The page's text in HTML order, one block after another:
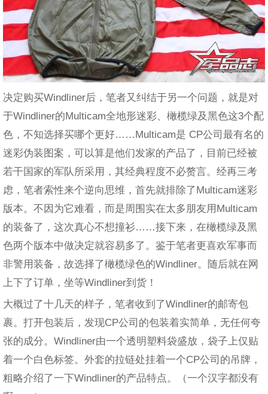
决定购买Windliner后，笔者又纠结于另一个问题，就是对
于Windliner的Multicam全地形迷彩、橄榄绿及黑色这3个配
色，不知选择买哪个更好……Multicam是 CP公司最有名的
迷彩伪装图案，可以算是他们发家的产品了，目前已经被
若干国家的军队所采用，其经典程度不必赘言。经再三考
虑，笔者索性来个逆向思维，首先就排除了Multicam迷彩
版本。不因为它难看，而是周围实在太多朋友用Multicam
的装备了，这次真心不想撞衫……接下来，在橄榄绿及黑
色两个版本中做决定就容易多了。鉴于笔者更喜欢军事而
非警用装备，故选择了橄榄绿色的Windliner。随后就在网
上下了订单，坐等Windliner到货！
大概过了十几天的样子，笔者收到了Windliner的邮寄包
裹。打开包装后，发现CP公司的包装着实简单，无任何夸
张的成分。Windliner由一个透明塑料袋盛放，袋子上仅贴
着一个白色标签。外套的拉链处挂着一个CP公司的吊牌，
粗略介绍了一下Windliner的产品特点。（一个汉字都没有